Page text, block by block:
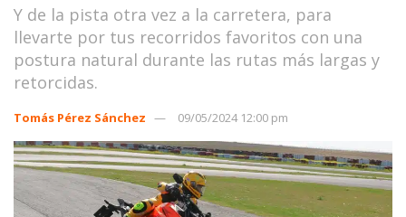
Y de la pista otra vez a la carretera, para
llevarte por tus recorridos favoritos con una
postura natural durante las rutas más largas y
retorcidas.
Tomás Pérez Sánchez 09/05/2024 12:00 pm